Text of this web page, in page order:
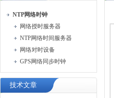
NTP网络时钟
网络授时服务器
NTP网络时间服务器
网络对时设备
GPS网络同步时钟
技术文章